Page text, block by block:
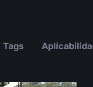
Tags